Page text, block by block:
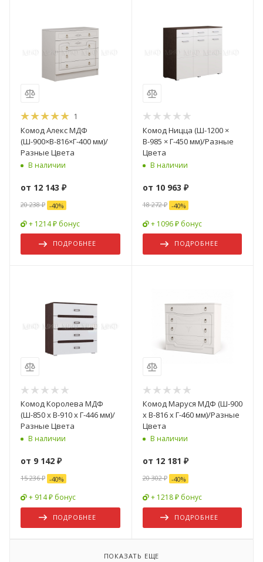
1
Комод Алекс МДФ
(Ш-900×В-816×Г-400 мм)/
Разные Цвета
В наличии
от 12 143 ₽
20 238 ₽ -40%
+ 1214 ₽ бонус
ПОДРОБНЕЕ
Комод Ницца (Ш-1200 ×
В-985 × Г-450 мм)/Разные
Цвета
В наличии
от 10 963 ₽
18 272 ₽ -40%
+ 1096 ₽ бонус
ПОДРОБНЕЕ
Комод Королева МДФ
(Ш-850 х В-910 х Г-446 мм)/
Разные Цвета
В наличии
от 9 142 ₽
15 236 ₽ -40%
+ 914 ₽ бонус
ПОДРОБНЕЕ
Комод Маруся МДФ (Ш-900
x В-816 x Г-460 мм)/Разные
Цвета
В наличии
от 12 181 ₽
20 302 ₽ -40%
+ 1218 ₽ бонус
ПОДРОБНЕЕ
ПОКАЗАТЬ ЕЩЕ